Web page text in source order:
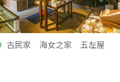
古民家 海女之家 五左屋